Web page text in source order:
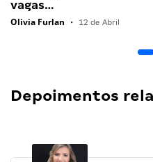
vagas…
Olivia Furlan • 12 de Abril
Depoimentos